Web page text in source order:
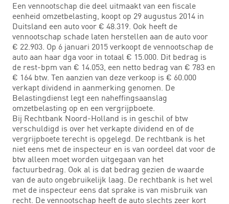
Een vennootschap die deel uitmaakt van een fiscale
eenheid omzetbelasting, koopt op 29 augustus 2014 in
Duitsland een auto voor € 48.319. Ook heeft de
vennootschap schade laten herstellen aan de auto voor
€ 22.903. Op 6 januari 2015 verkoopt de vennootschap de
auto aan haar dga voor in totaal € 15.000. Dit bedrag is
de rest-bpm van € 14.053, een netto bedrag van € 783 en
€ 164 btw. Ten aanzien van deze verkoop is € 60.000
verkapt dividend in aanmerking genomen. De
Belastingdienst legt een naheffingsaanslag
omzetbelasting op en een vergrijpboete.
Bij Rechtbank Noord-Holland is in geschil of btw
verschuldigd is over het verkapte dividend en of de
vergrijpboete terecht is opgelegd. De rechtbank is het
niet eens met de inspecteur en is van oordeel dat voor de
btw alleen moet worden uitgegaan van het
factuurbedrag. Ook al is dat bedrag gezien de waarde
van de auto ongebruikelijk laag. De rechtbank is het wel
met de inspecteur eens dat sprake is van misbruik van
recht. De vennootschap heeft de auto slechts zeer kort